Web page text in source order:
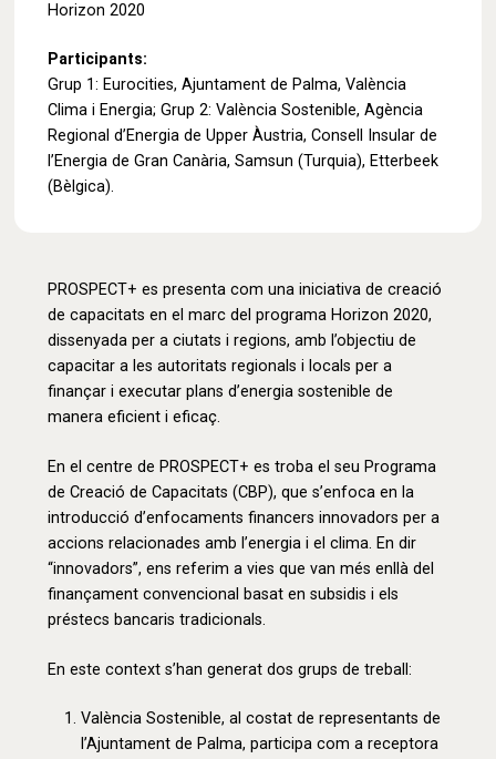
Horizon 2020
Participants:
Grup 1: Eurocities, Ajuntament de Palma, València
Clima i Energia; Grup 2: València Sostenible, Agència
Regional d’Energia de Upper Àustria, Consell Insular de
l’Energia de Gran Canària, Samsun (Turquia), Etterbeek
(Bèlgica).
PROSPECT+ es presenta com una iniciativa de creació
de capacitats en el marc del programa Horizon 2020,
dissenyada per a ciutats i regions, amb l’objectiu de
capacitar a les autoritats regionals i locals per a
finançar i executar plans d’energia sostenible de
manera eficient i eficaç.
En el centre de PROSPECT+ es troba el seu Programa
de Creació de Capacitats (CBP), que s’enfoca en la
introducció d’enfocaments financers innovadors per a
accions relacionades amb l’energia i el clima. En dir
“innovadors”, ens referim a vies que van més enllà del
finançament convencional basat en subsidis i els
préstecs bancaris tradicionals.
En este context s’han generat dos grups de treball:
València Sostenible, al costat de representants de
l’Ajuntament de Palma, participa com a receptora